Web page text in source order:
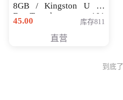
8GB / Kingston U 盘
DataTraveler 101
Generati
45.00 库存811
直营
到底了